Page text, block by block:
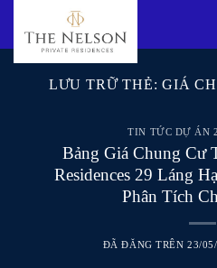
LƯU TRỮ THẺ:GIÁ
TIN TỨC DỰ ÁN
Bảng Giá Chung Cư
Residences 29 Láng
Phân Tích
ĐÃ ĐĂNG TRÊN23/